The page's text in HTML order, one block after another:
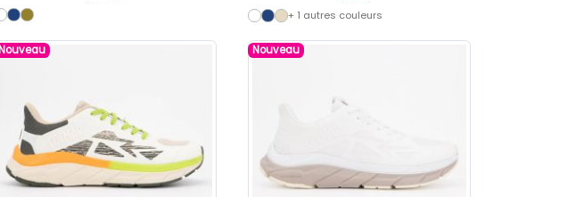
+ 1 autres couleurs
Nouveau Nouveau